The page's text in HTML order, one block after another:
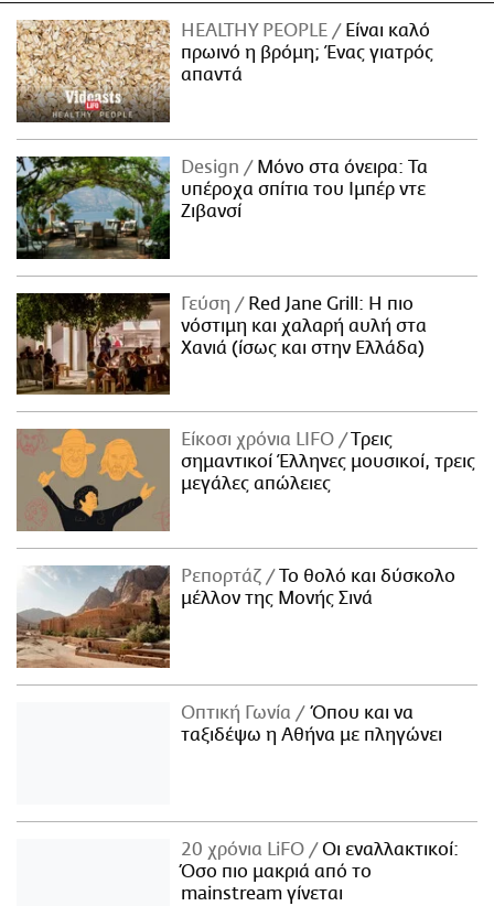
HEALTHY PEOPLE
Είναι καλό
πρωινό η βρόμη; Ένας γιατρός
απαντά
Design
Μόνο στα όνειρα: Τα
υπέροχα σπίτια του Ιμπέρ ντε
Ζιβανσί
Γεύση
Red Jane Grill: Η πιο
νόστιμη και χαλαρή αυλή στα
Χανιά (ίσως και στην Ελλάδα)
Είκοσι χρόνια LIFO
Tρεις
σημαντικοί Έλληνες μουσικοί, τρεις
μεγάλες απώλειες
Ρεπορτάζ
Το θολό και δύσκολο
μέλλον της Μονής Σινά
Οπτική Γωνία
Όπου και να
ταξιδέψω η Αθήνα με πληγώνει
20 χρόνια LiFO
Οι εναλλακτικοί:
Όσο πιο μακριά από το
mainstream γίνεται